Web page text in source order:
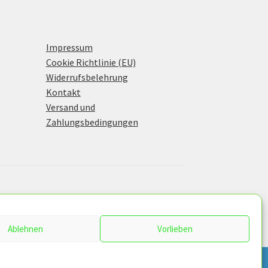
Ablehnen Vorlieben
Impressum
Cookie Richtlinie (EU)
Widerrufsbelehrung
Kontakt
Versand und
Zahlungsbedingungen